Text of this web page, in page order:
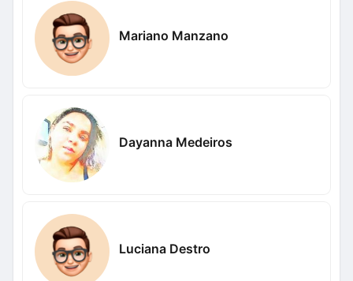
Mariano Manzano
Dayanna Medeiros
Luciana Destro